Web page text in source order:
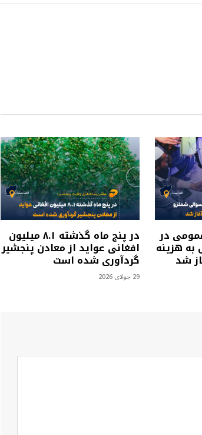
در
به هزینه
در پنج ماه گذشته ۸.۱ میلیون
افغانی عواید از معادن پنجشیر
گردآوری شده است
29 جولای 2026